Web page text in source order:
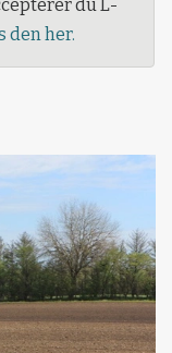
du L-
den her.